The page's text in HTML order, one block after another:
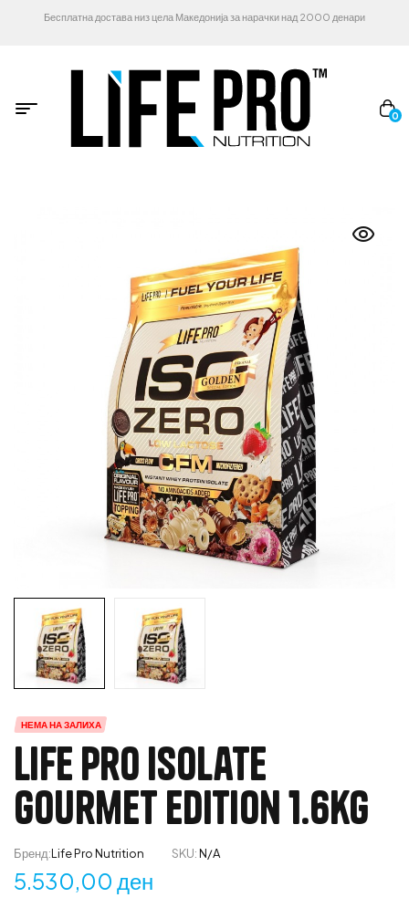
Бесплатна достава низ цела Македонија за нарачки над 2000 денари
0
НЕМА НА ЗАЛИХА
Life Pro Isolate
Gourmet Edition 1.6kg
Бренд:Life Pro Nutrition SKU:N/A
5.530,00 ден